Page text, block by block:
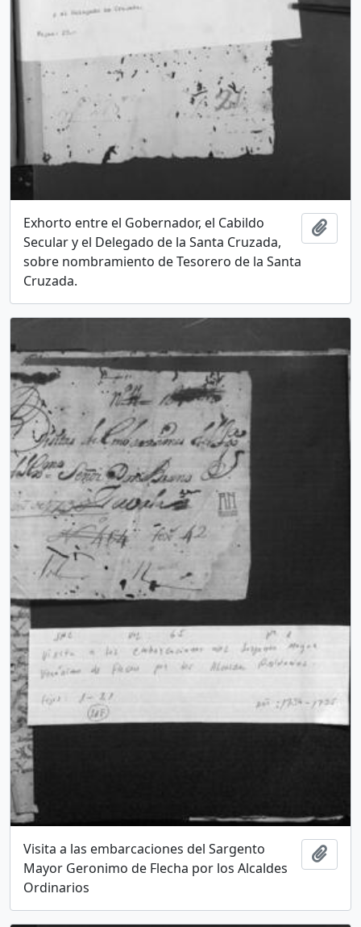
Exhorto entre el Gobernador, el Cabildo
Secular y el Delegado de la Santa Cruzada,
sobre nombramiento de Tesorero de la Santa
Cruzada.
Add
Visita a las embarcaciones del Sargento
Mayor Geronimo de Flecha por los Alcaldes
Ordinarios
Add